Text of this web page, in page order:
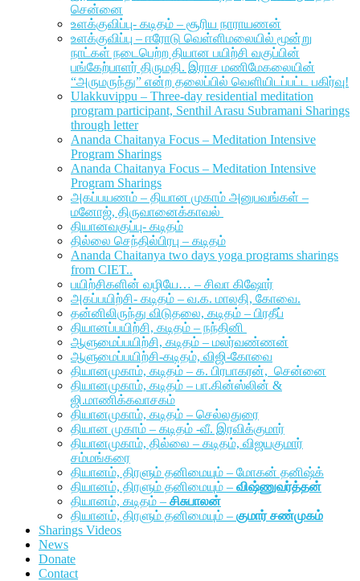
சென்னை
உளக்குவிப்பு- கடிதம் – சூரிய நாராயணன்
உளக்குவிப்பு – ஈரோடு வெள்ளிமலையில் மூன்று
நாட்கள் நடைபெற்ற தியான பயிற்சி வகுப்பின்
பங்கேற்பாளர் திருமதி. இராச மணிமேகலையின்
“அருமருந்து” என்ற தலைப்பில் வெளியிடப்பட்ட பகிர்வு!
Ulakkuvippu – Three-day residential meditation
program participant, Senthil Arasu Subramani Sharings
through letter
Ananda Chaitanya Focus – Meditation Intensive
Program Sharings
Ananda Chaitanya Focus – Meditation Intensive
Program Sharings
அகப்பயணம் – தியான முகாம் அனுபவங்கள் –
மனோஜ், திருவானைக்காவல்
தியானவகுப்பு- கடிதம்
தில்லை செந்தில்பிரபு – கடிதம்
Ananda Chaitanya two days yoga programs sharings
from CIET..
பயிற்சிகளின் வழியே… – சிவா கிஷோர்
அகப்பயிற்சி- கடிதம் – வ.க. மாலதி, கோவை.
தன்னிலிருந்து விடுதலை, கடிதம் – பிரதீப்
தியானப்பயிற்சி, கடிதம் – நந்தினி
ஆளுமைப்பயிற்சி, கடிதம் – மலர்வண்ணன்
ஆளுமைப்பயிற்சி-கடிதம், விஜி-கோவை
தியானமுகாம், கடிதம் – க. பிரபாகரன், சென்னை
தியானமுகாம், கடிதம் – பா.கின்ஸ்லின் &
ஜி.மாணிக்கவாசகம்
தியானமுகாம், கடிதம் – செல்லதுரை
தியான முகாம் – கடிதம் -வீ. இரவிக்குமார்
தியானமுகாம், தில்லை – கடிதம், விஜயகுமார்
சம்மங்கரை
தியானம், திரளும் தனிமையும் – மோகன் தனிஷ்க்
தியானம், திரளும் தனிமையும் – விஷ்ணுவர்த்தன்
தியானம், கடிதம் – சிசுபாலன்
தியானம், திரளும் தனிமையும் – குமார் சண்முகம்
Sharings Videos
News
Donate
Contact